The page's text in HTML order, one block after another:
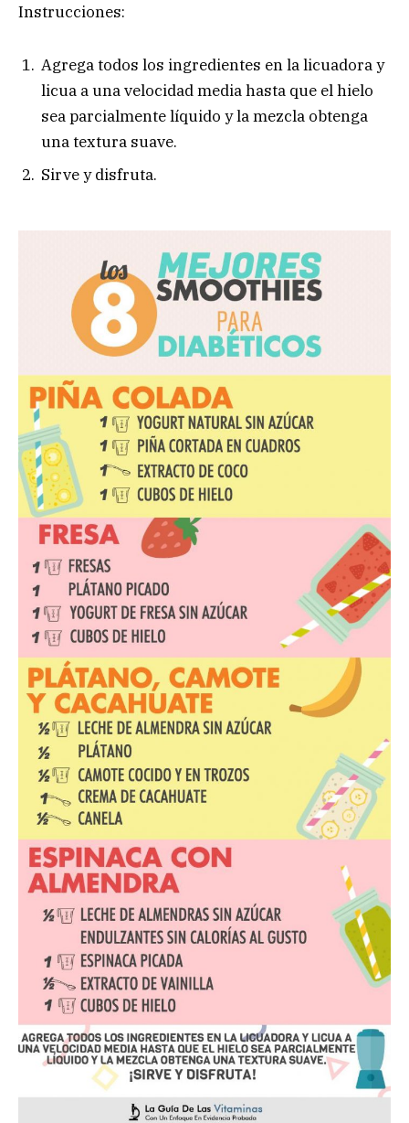
Instrucciones:
Agrega todos los ingredientes en la licuadora y
licua a una velocidad media hasta que el hielo
sea parcialmente líquido y la mezcla obtenga
una textura suave.
Sirve y disfruta.